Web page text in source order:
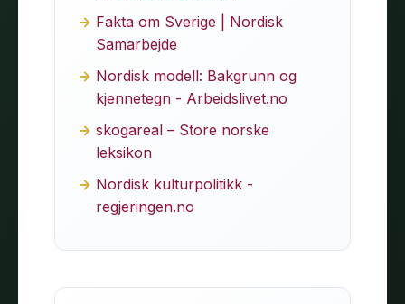
Fakta om Sverige | Nordisk
Samarbejde
Nordisk modell: Bakgrunn og
kjennetegn - Arbeidslivet.no
skogareal – Store norske
leksikon
Nordisk kulturpolitikk -
regjeringen.no